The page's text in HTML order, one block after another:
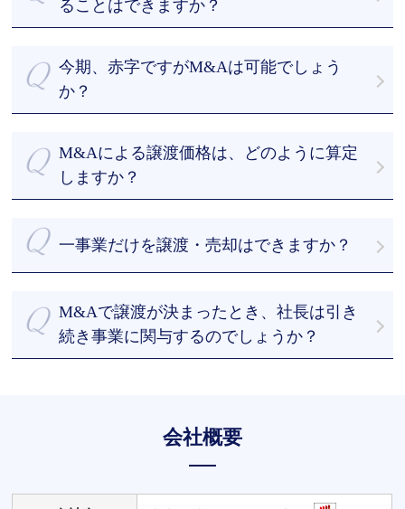
絞り、NDA（秘密保持契約）を結んだ上でなければ
依頼（いわゆる非専任契約）すると情報漏洩が起こ
るリスクが高まります。情報漏洩を防ぐため、一社
のみに仲介を依頼する専任契約をおすすめします。
ることはできますか？
案を一緒に探しましょう。情報を収集したいといっ
たご相談も喜んで承ります。
今期、赤字ですがM&Aは可能でしょう
か？
料ですので、まずはご相談ください。
M&Aによる譲渡価格は、どのように算定
しますか？
形資産やノウハウも加味した上で企業価値算定を行
います。
その結果をもとにしつつ、オーナー経営者様のご意
一事業だけを譲渡・売却はできますか？
で、まずはご相談ください。
M&Aで譲渡が決まったとき、社長は引き
続き事業に関与するのでしょうか？
会社概要